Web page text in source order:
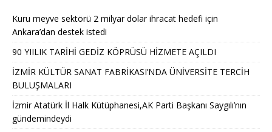
Kuru meyve sektörü 2 milyar dolar ihracat hedefi için
Ankara’dan destek istedi
90 YIILIK TARİHİ GEDİZ KÖPRÜSÜ HİZMETE AÇILDI
İZMİR KÜLTÜR SANAT FABRİKASI’NDA ÜNİVERSİTE TERCİH
BULUŞMALARI
İzmir Atatürk İl Halk Kütüphanesi,AK Parti Başkanı Saygılı’nın
gündemindeydi